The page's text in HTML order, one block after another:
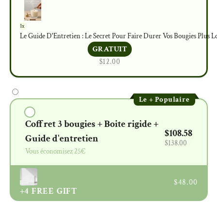
1x
Le Guide D'Entretien : Le Secret Pour Faire Durer Vos Bougies Plus
GRATUIT
$12.00
Coffret 3 bougies + Boite rigide +
Guide d'entretien
Vous économisez 25€
Le + Populaire
$108.58
$138.00
+4 FREE GIFT
$48.00